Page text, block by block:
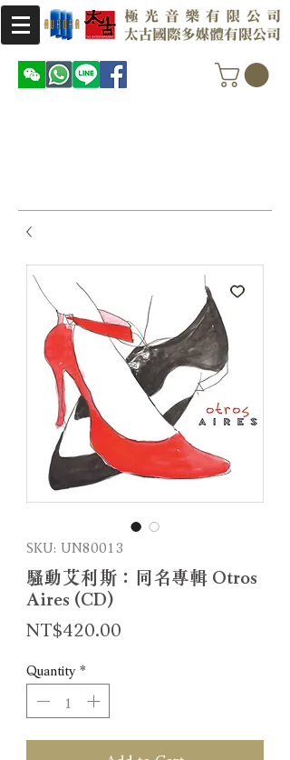
SKU: UN80013
騷動艾利斯：同名專輯 Otros
Aires (CD)
NT$420.00
Quantity *